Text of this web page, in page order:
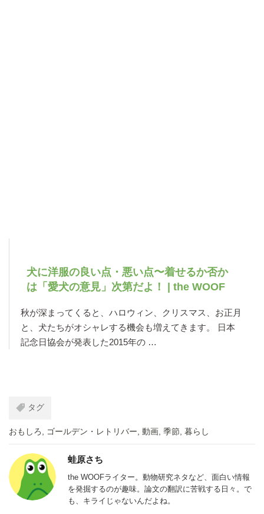
犬に洋服の良い点・悪い点〜着せるか否か
は「愛犬の意見」次第だよ！ | the WOOF
秋が深まってくると、ハロウィン、クリスマス、お正月
と、犬たちがオシャレする機会も増えてきます。 日本
記念日協会が発表した2015年の …
タグ
おもしろ ゴールデン・レトリバー 動画 季節 暮らし
蛙原さち
the WOOFライター。動物研究ネタなど、面白い情報
を発掘するのが趣味。論文の翻訳に苦戦する日々。で
も、キライじゃないんだよね。